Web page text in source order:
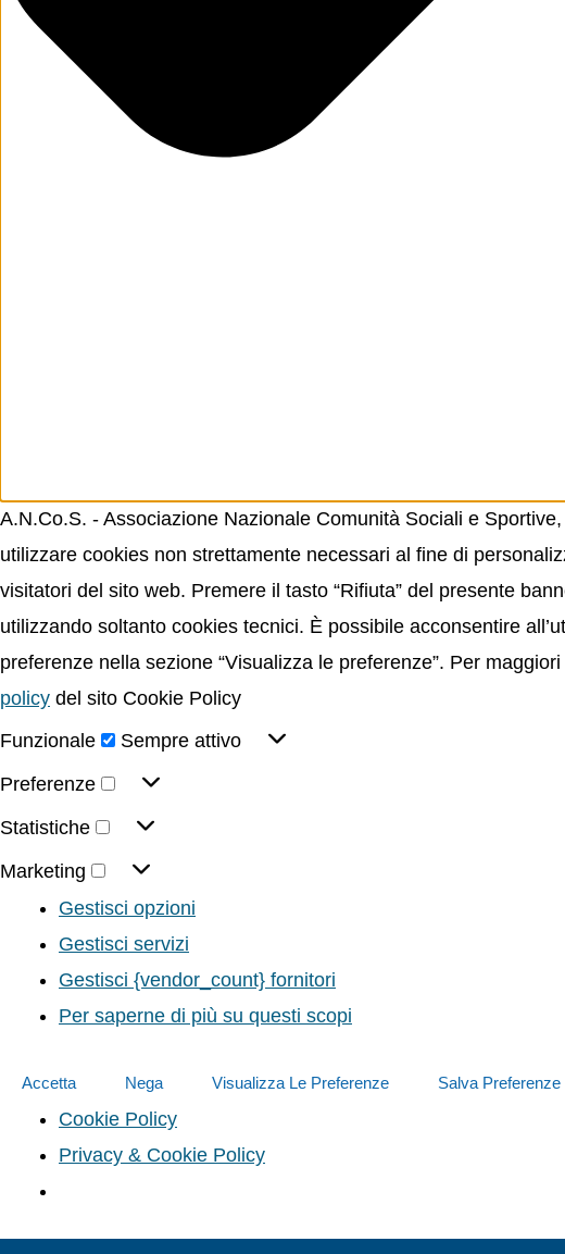
A.N.Co.S. - Associazione Nazionale Comunità Sociali e
utilizzare cookies non strettamente necessari al fine di
visitatori del sito web. Premere il tasto “Rifiuta” del presente
utilizzando soltanto cookies tecnici. È possibile acconsentire
preferenze nella sezione “Visualizza le preferenze”. Per
policy del sito Cookie Policy
Funzionale
Sempre attivo
Preferenze
Statistiche
Marketing
Gestisci opzioni
Gestisci servizi
Gestisci {vendor_count} fornitori
Per saperne di più su questi scopi
Accetta Nega Visualizza Le Preferenze Salva Preferenze
Cookie Policy
Privacy & Cookie Policy